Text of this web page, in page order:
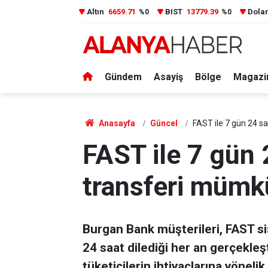
Altın 6659.71 %0 BIST 13779.39 %0 Dolar
Gündem Asayiş Bölge
Anasayfa Güncel FAST ile 7 gün 24
FAST ile 7 gün
transferi
Burgan Bank müşterileri, FAST
24 saat dilediği her an